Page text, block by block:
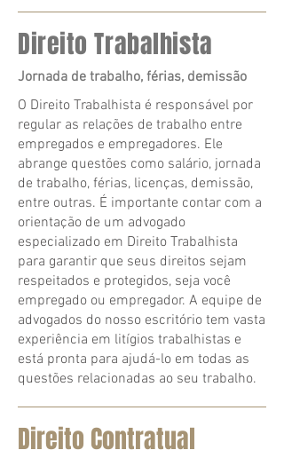
Direito Trabalhista
Jornada de trabalho, férias, demissão
O Direito Trabalhista é responsável por
regular as relações de trabalho entre
empregados e empregadores. Ele
abrange questões como salário, jornada
de trabalho, férias, licenças, demissão,
entre outras. É importante contar com a
orientação de um advogado
especializado em Direito Trabalhista
para garantir que seus direitos sejam
respeitados e protegidos, seja você
empregado ou empregador. A equipe de
advogados do nosso escritório tem vasta
experiência em litígios trabalhistas e
está pronta para ajudá-lo em todas as
questões relacionadas ao seu trabalho.
Direito Contratual